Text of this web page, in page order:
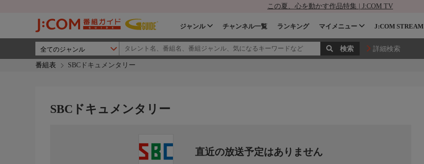
この夏、心を動かす作品特集 | J:COM TV
ジャンル チャンネル一覧 ランキング マイメニュー J:COM STREAM
詳細検索
番組表 SBCドキュメンタリー
SBCドキュメンタリー
直近の放送予定はありません